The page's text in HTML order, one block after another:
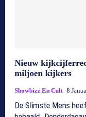
Nieuw
miljoen kijkers
Showbizz En Cult 8
De Slimste Mens